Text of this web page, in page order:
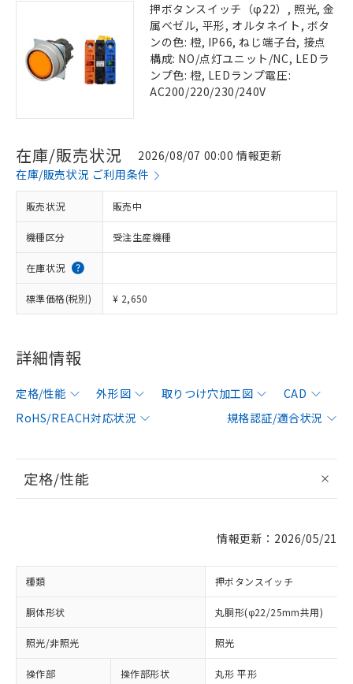
押ボタンスイッチ（φ22）, 照光, 金
属ベゼル, 平形, オルタネイト, ボタ
ンの色: 橙, IP66, ねじ端子台, 接点
構成: NO/点灯ユニット/NC, LEDラ
ンプ色: 橙, LEDランプ電圧:
AC200/220/230/240V
在庫/販売状況
2026/08/07 00:00 情報更新
在庫/販売状況 ご利用条件
販売状況 販売中
機種区分 受注生産機種
在庫状況
標準価格(税別) ¥ 2,650
詳細情報
定格/性能 外形図 取りつけ穴加工図
CAD
RoHS/REACH対応状況
規格認証/適合状況
定格/性能
情報更新：2026/05/21
種類 押ボタンスイッチ
胴体形状 丸胴形(φ22/25mm共用)
照光/非照光 照光
操作部 操作部形状 丸形 平形